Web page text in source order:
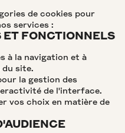
de cookies pour
services :
FONCTIONNELS
à la navigation et à
site.
la gestion des
de l'interface.
vos choix en matière de